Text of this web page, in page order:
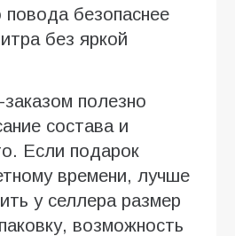
безопаснее
без яркой
полезно
состава и
Если подарок
времени, лучше
у селлера размер
возможность